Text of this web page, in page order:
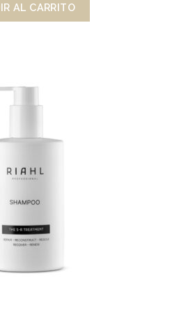
AL CARRITO